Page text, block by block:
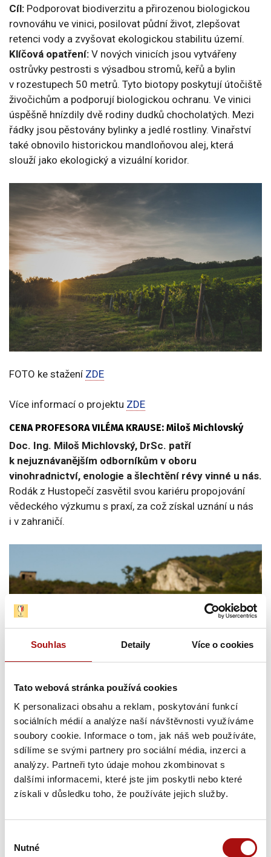
Souhlas Detaily Více o cookies
Tato webová stránka používá cookies
K personalizaci obsahu a reklam, poskytování funkcí
sociálních médií a analýze naší návštěvnosti využíváme
soubory cookie. Informace o tom, jak náš web používáte,
sdílíme se svými partnery pro sociální média, inzerci a
analýzy. Partneři tyto údaje mohou zkombinovat s
dalšími informacemi, které jste jim poskytli nebo které
získali v důsledku toho, že používáte jejich služby.
souhlasu
Nutné
Cíl: Podporovat biodiverzitu a přirozenou biologickou
rovnováhu ve vinici, posilovat půdní život, zlepšovat
retenci vody a zvyšovat ekologickou stabilitu území.
Klíčová opatření: V nových vinicích jsou vytvářeny
ostrůvky pestrosti s výsadbou stromů, keřů a bylin
v rozestupech 50 metrů. Tyto biotopy poskytují útočiště
živočichům a podporují biologickou ochranu. Ve vinici
úspěšně hnízdily dvě rodiny dudků chocholatých. Mezi
řádky jsou pěstovány bylinky a jedlé rostliny. Vinařství
také obnovilo historickou mandloňovou alej, která
slouží jako ekologický a vizuální koridor.
FOTO ke stažení ZDE
Více informací o projektu ZDE
CENA PROFESORA VILÉMA KRAUSE: Miloš Michlovský
Doc. Ing. Miloš Michlovský, DrSc. patří
k nejuznávanějším odborníkům v oboru
vinohradnictví, enologie a šlechtění révy vinné u nás.
Rodák z Hustopečí zasvětil svou kariéru propojování
vědeckého výzkumu s praxí, za což získal uznání u nás
i v zahraničí.
Jakopřední šlechtitelse zasloužil o registraci řady
nových odrůd se zvýšenou rezistencí (např. Malverina,
Laurot či Savilon), které dnes definují moderní
a ekologické vinařství. V roce 1994 zprivatizoval
Šlechtitelskou stanici vinařskou v Perné, kde navázal na
kořenit hluboko a dává tak vyniknout pravému terroir.